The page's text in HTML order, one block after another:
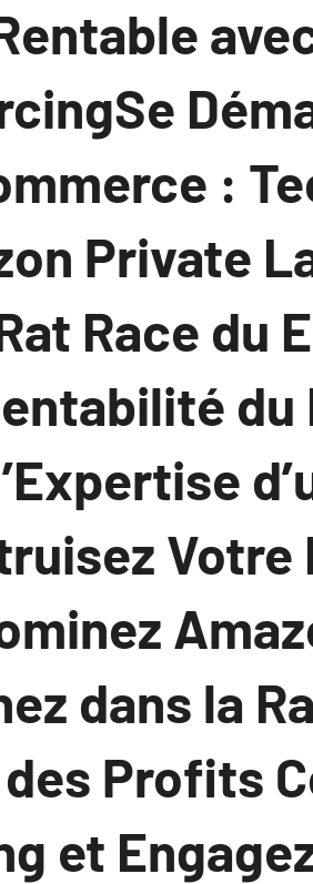
avec
:
Private
Race du
Votre
dans la
Profits
et